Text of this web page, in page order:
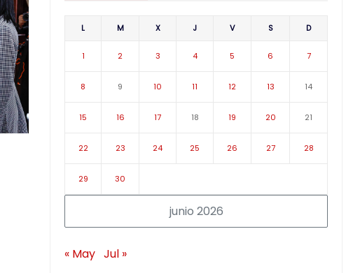
junio 2026
L M X J V S D
1 2 3 4 5 6 7
8 9 10 11 12 13 14
15 16 17 18 19 20 21
22 23 24 25 26 27 28
29 30
« May Jul »